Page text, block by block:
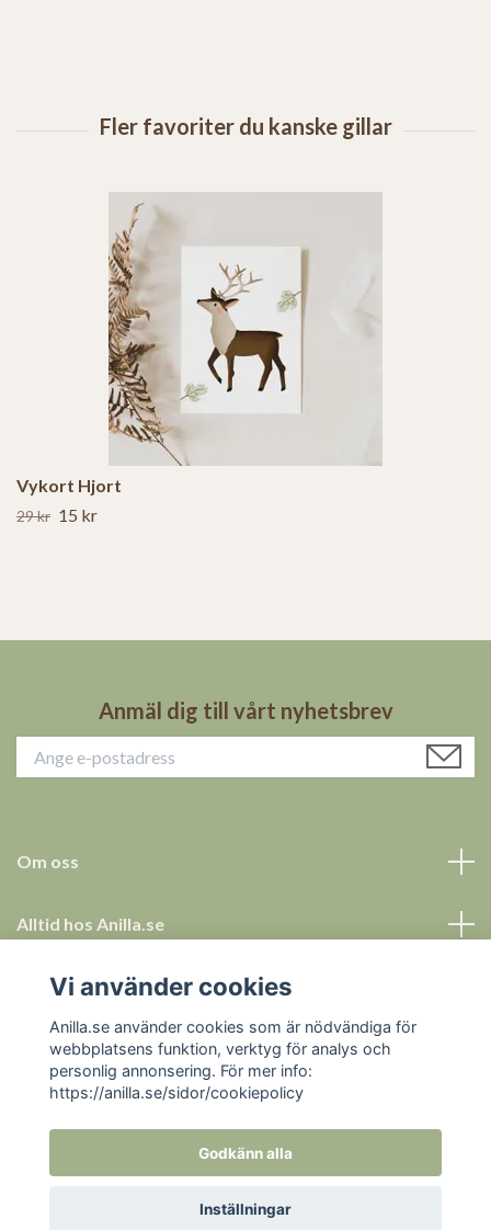
Vykort Hjort
29 kr 15 kr
Anmäl dig till vårt nyhetsbrev
Om oss
Alltid hos Anilla.se
Allt för ett tryggt köp
Sociala medier
© 2026 Anilla.se
Vi använder cookies
Anilla.se använder cookies som är nödvändiga för
webbplatsens funktion, verktyg för analys och
personlig annonsering. För mer info:
https://anilla.se/sidor/cookiepolicy
Godkänn alla
Inställningar